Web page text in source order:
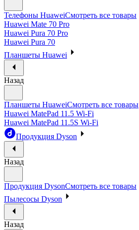
Телефоны HuaweiСмотреть все товары
Huawei Mate 70 Pro
Huawei Pura 70 Pro
Huawei Pura 70
Планшеты Huawei
Назад
Планшеты HuaweiСмотреть все товары
Huawei MatePad 11.5 Wi-Fi
Huawei MatePad 11.5S Wi-Fi
Продукция Dyson
Назад
Продукция DysonСмотреть все товары
Пылесосы Dyson
Назад